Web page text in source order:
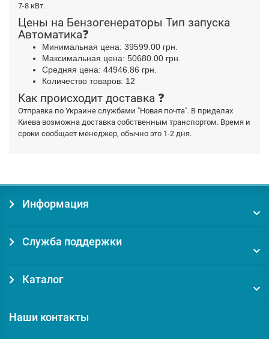
7-8 кВт.
Цены на Бензогенераторы Тип запуска
Автоматика❓
Минимальная цена: 39599.00 грн.
Максимальная цена: 50680.00 грн.
Средняя цена: 44946.86 грн.
Количество товаров: 12
Как происходит доставка ❓
Отправка по Украине службами "Новая почта". В приделах
Киева возможна доставка собственным транспортом. Время и
сроки сообщает менеджер, обычно это 1-2 дня.
Информация
Служба поддержки
Каталог
Наши контакты